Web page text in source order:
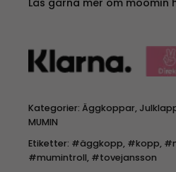
Läs gärna mer om moomin
Kategorier: Äggkoppar,
MUMIN
Etiketter: #äggkopp, #kopp,
#mumintroll, #tovejansson